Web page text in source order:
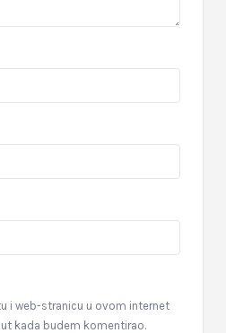
i web-stranicu u ovom internet
kada budem komentirao.